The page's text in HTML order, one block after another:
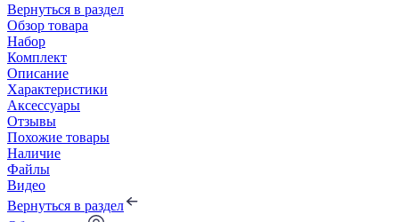
Вернуться в раздел
Обзор товара
Набор
Комплект
Описание
Характеристики
Аксессуары
Отзывы
Похожие товары
Наличие
Файлы
Видео
Вернуться в раздел